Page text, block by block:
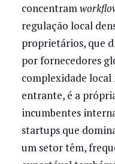
concentram
regulação local
proprietários, que
por fornecedores
complexidade local
entrante, é a
incumbentes
startups que
um setor têm,